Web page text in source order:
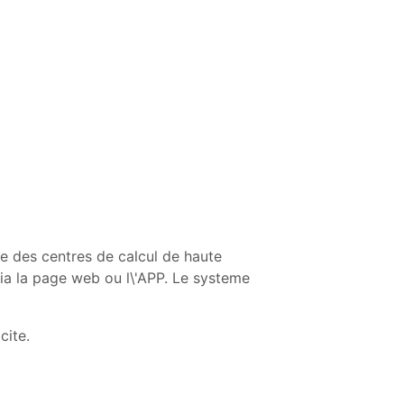
des centres de calcul de haute
la page web ou l\'APP. Le systeme